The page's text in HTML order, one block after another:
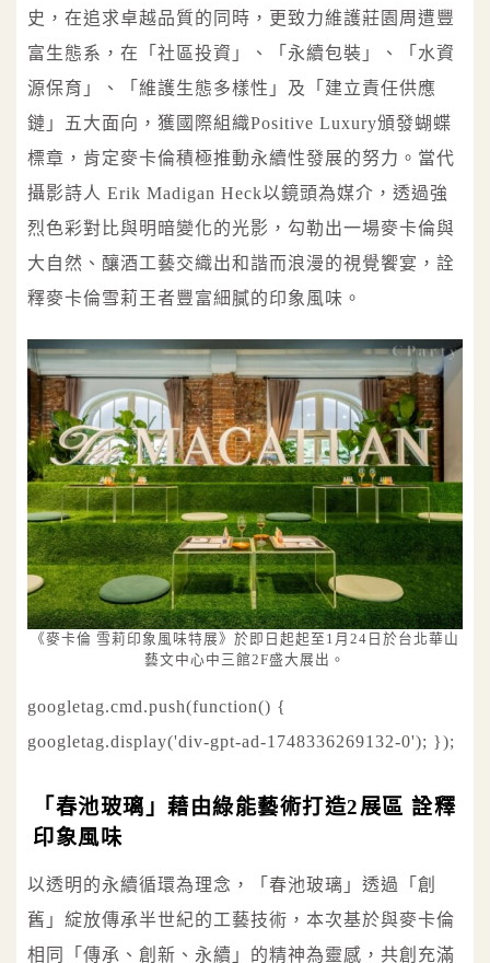
史，在追求卓越品質的同時，更致力維護莊園周遭豐
富生態系，在「社區投資」、「永續包裝」、「水資
源保育」、「維護生態多樣性」及「建立責任供應
鏈」五大面向，獲國際組織Positive Luxury頒發蝴蝶
標章，肯定麥卡倫積極推動永續性發展的努力。當代
攝影詩人 Erik Madigan Heck以鏡頭為媒介，透過強
烈色彩對比與明暗變化的光影，勾勒出一場麥卡倫與
大自然、釀酒工藝交織出和諧而浪漫的視覺饗宴，詮
釋麥卡倫雪莉王者豐富細膩的印象風味。
《麥卡倫 雪莉印象風味特展》於即日起起至1月24日於台北華山
藝文中心中三館2F盛大展出。
googletag.cmd.push(function() {
googletag.display('div-gpt-ad-1748336269132-0'); });
「春池玻璃」藉由綠能藝術打造2展區 詮釋
印象風味
以透明的永續循環為理念，「春池玻璃」透過「創
舊」綻放傳承半世紀的工藝技術，本次基於與麥卡倫
相同「傳承、創新、永續」的精神為靈感，共創充滿